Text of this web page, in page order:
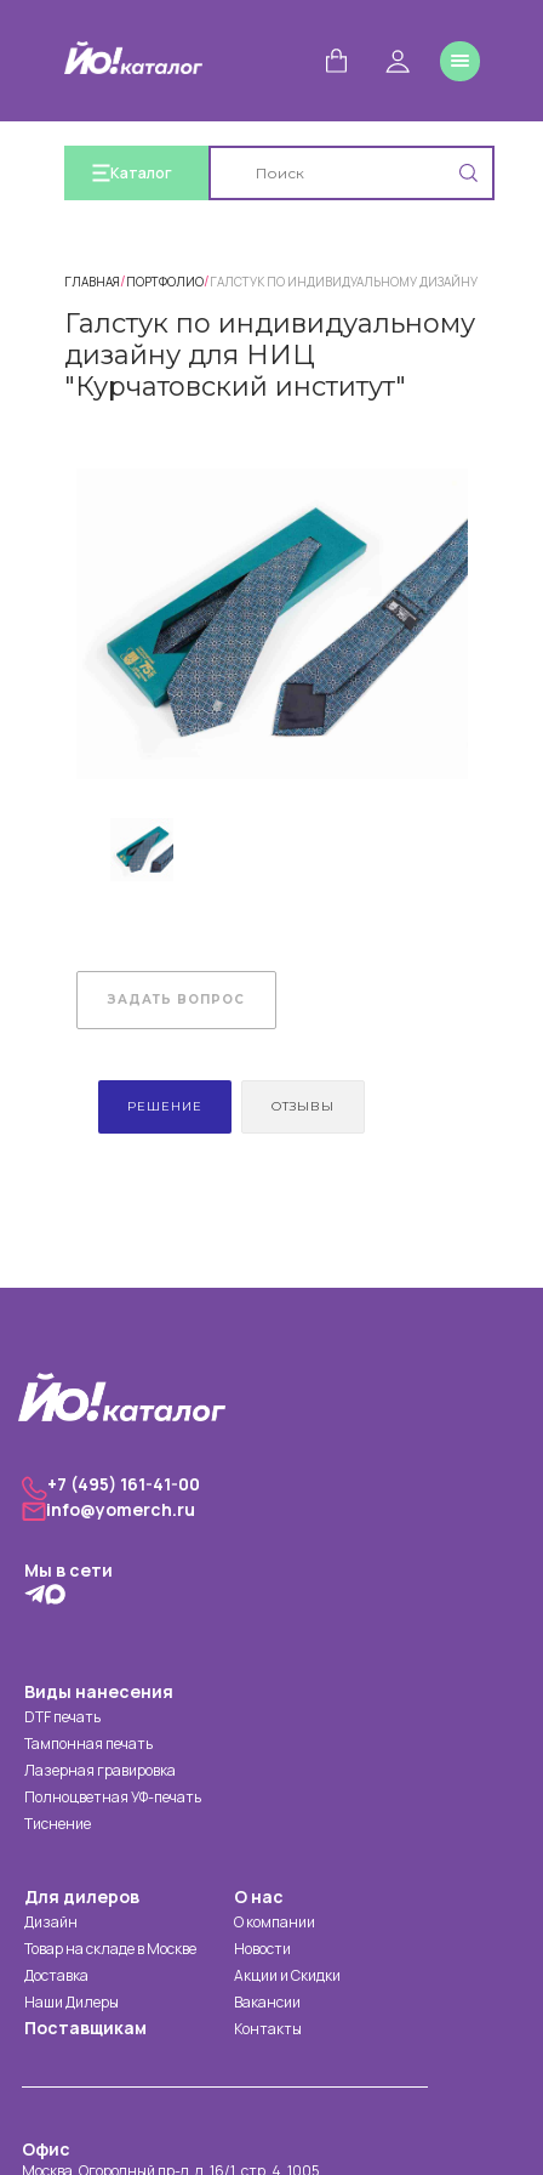
Каталог
ГЛАВНАЯ/ПОРТФОЛИО/ГАЛСТУК ПО ИНДИВИДУАЛЬНОМУ ДИЗАЙНУ ДЛЯ НИЦ
Галстук по индивидуальному
дизайну для НИЦ
"Курчатовский институт"
ЗАДАТЬ ВОПРОС
РЕШЕНИЕ ОТЗЫВЫ
+7 (495) 161-41-00
info@yomerch.ru
Мы в сети
Виды нанесения
DTF печать
Тампонная печать
Лазерная гравировка
Полноцветная УФ-печать
Тиснение
Для дилеров
Дизайн
Товар на складе в Москве
Доставка
Наши Дилеры
Поставщикам
О нас
О компании
Новости
Акции и Скидки
Вакансии
Контакты
Офис
Москва, Огородный пр-д, д. 16/1, стр. 4, 1005